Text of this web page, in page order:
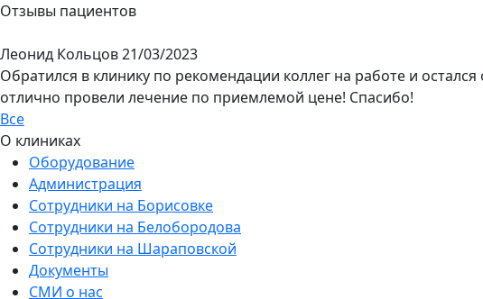
Отзывы пациентов
Леонид Кольцов21/03/2023
Обратился в клинику по рекомендации коллег на работе и
отлично провели лечение по приемлемой цене! Спасибо!
Все
О клиниках
Оборудование
Администрация
Сотрудники на Борисовке
Сотрудники на Белобородова
Сотрудники на Шараповской
Документы
СМИ о нас